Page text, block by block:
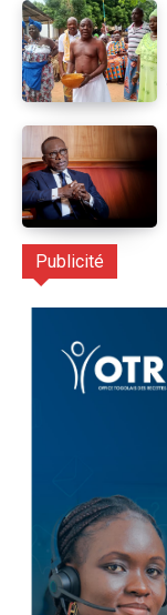
Publicité